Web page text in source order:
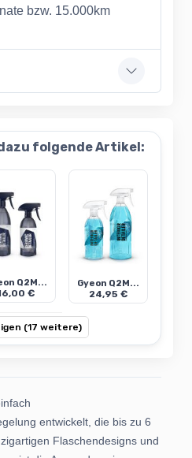
bzw. 15.000km
folgende Artikel:
Q2M...
€
Gyeon Q2M...
24,95 €
(17 weitere)
entwickelt, die bis zu 6
Flaschendesigns und